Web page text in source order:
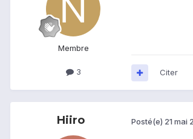
Membre
3 Citer
Hiiro Posté(e) 21 mai